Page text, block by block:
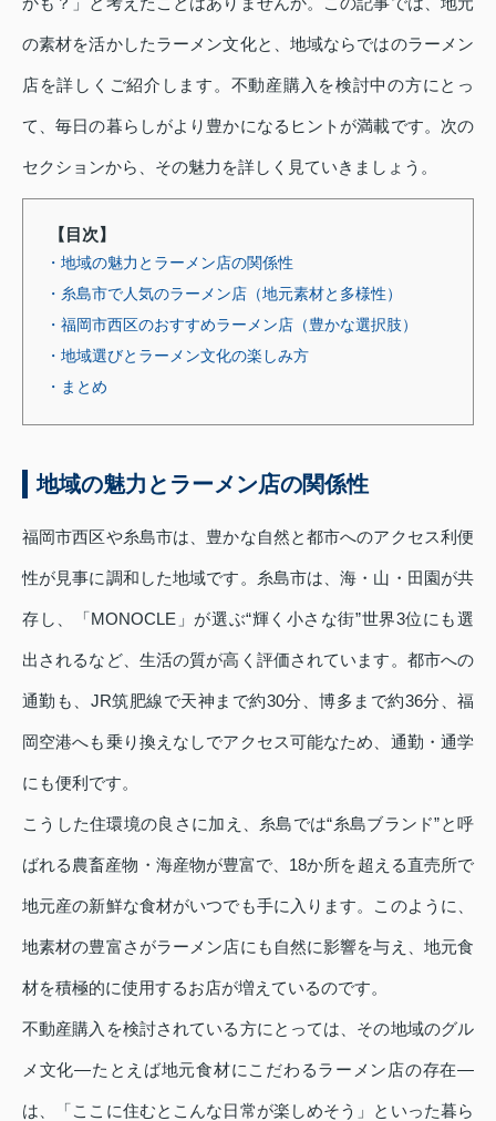
の素材を活かしたラーメン文化と、地域ならではのラーメン
店を詳しくご紹介します。不動産購入を検討中の方にとっ
て、毎日の暮らしがより豊かになるヒントが満載です。次の
セクションから、その魅力を詳しく見ていきましょう。
【目次】
・地域の魅力とラーメン店の関係性
・糸島市で人気のラーメン店（地元素材と多様性）
・福岡市西区のおすすめラーメン店（豊かな選択肢）
・地域選びとラーメン文化の楽しみ方
・まとめ
地域の魅力とラーメン店の関係性
福岡市西区や糸島市は、豊かな自然と都市へのアクセス利便
性が見事に調和した地域です。糸島市は、海・山・田園が共
存し、「MONOCLE」が選ぶ“輝く小さな街”世界3位にも選
出されるなど、生活の質が高く評価されています。都市への
通勤も、JR筑肥線で天神まで約30分、博多まで約36分、福
岡空港へも乗り換えなしでアクセス可能なため、通勤・通学
にも便利です。
こうした住環境の良さに加え、糸島では“糸島ブランド”と呼
ばれる農畜産物・海産物が豊富で、18か所を超える直売所で
地元産の新鮮な食材がいつでも手に入ります。このように、
地素材の豊富さがラーメン店にも自然に影響を与え、地元食
材を積極的に使用するお店が増えているのです。
不動産購入を検討されている方にとっては、その地域のグル
メ文化—たとえば地元食材にこだわるラーメン店の存在—
は、「ここに住むとこんな日常が楽しめそう」といった暮ら